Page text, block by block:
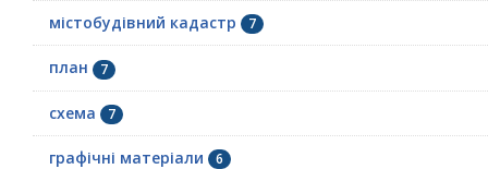
містобудівний кадастр 7
план 7
схема 7
графічні матеріали 6